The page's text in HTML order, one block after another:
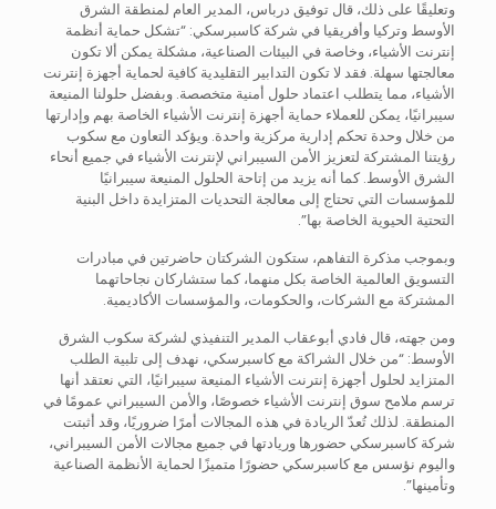
وتعليقًا على ذلك، قال توفيق درباس، المدير العام لمنطقة الشرق
الأوسط وتركيا وأفريقيا في شركة كاسبرسكي: “تشكل حماية أنظمة
إنترنت الأشياء، وخاصة في البيئات الصناعية، مشكلة يمكن ألا تكون
معالجتها سهلة. فقد لا تكون التدابير التقليدية كافية لحماية أجهزة إنترنت
الأشياء، مما يتطلب اعتماد حلول أمنية متخصصة. وبفضل حلولنا المنيعة
سيبرانيًا، يمكن للعملاء حماية أجهزة إنترنت الأشياء الخاصة بهم وإدارتها
من خلال وحدة تحكم إدارية مركزية واحدة. ويؤكد التعاون مع سكوب
رؤيتنا المشتركة لتعزيز الأمن السيبراني لإنترنت الأشياء في جميع أنحاء
الشرق الأوسط. كما أنه يزيد من إتاحة الحلول المنيعة سيبرانيًا
للمؤسسات التي تحتاج إلى معالجة التحديات المتزايدة داخل البنية
التحتية الحيوية الخاصة بها”.
وبموجب مذكرة التفاهم، ستكون الشركتان حاضرتين في مبادرات
التسويق العالمية الخاصة بكل منهما، كما ستشاركان نجاحاتهما
المشتركة مع الشركات، والحكومات، والمؤسسات الأكاديمية.
ومن جهته، قال فادي أبوعقاب المدير التنفيذي لشركة سكوب الشرق
الأوسط: “من خلال الشراكة مع كاسبرسكي، نهدف إلى تلبية الطلب
المتزايد لحلول أجهزة إنترنت الأشياء المنيعة سيبرانيًا، التي نعتقد أنها
ترسم ملامح سوق إنترنت الأشياء خصوصًا، والأمن السيبراني عمومًا في
المنطقة. لذلك تُعدّ الريادة في هذه المجالات أمرًا ضروريًا، وقد أثبتت
شركة كاسبرسكي حضورها وريادتها في جميع مجالات الأمن السيبراني،
واليوم نؤسس مع كاسبرسكي حضورًا متميزًا لحماية الأنظمة الصناعية
وتأمينها”.